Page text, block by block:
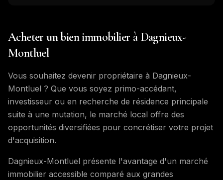
Acheter un bien immobilier à Dagnieux-
Montluel
Vous souhaitez devenir propriétaire à Dagnieux-
Montluel ? Que vous soyez primo-accédant,
investisseur ou en recherche de résidence principale
suite à une mutation, le marché local offre des
opportunités diversifiées pour concrétiser votre projet
d'acquisition.
Dagnieux-Montluel présente l'avantage d'un marché
immobilier accessible comparé aux grandes